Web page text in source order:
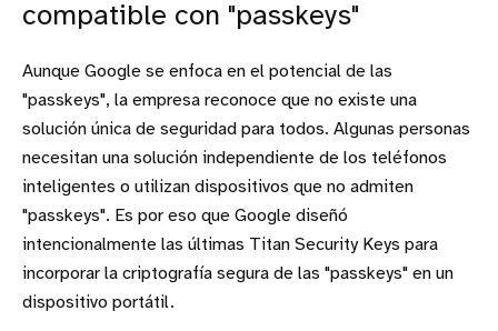
compatible con "passkeys"
Aunque Google se enfoca en el potencial de las
"passkeys", la empresa reconoce que no existe una
solución única de seguridad para todos. Algunas personas
necesitan una solución independiente de los teléfonos
inteligentes o utilizan dispositivos que no admiten
"passkeys". Es por eso que Google diseñó
intencionalmente las últimas Titan Security Keys para
incorporar la criptografía segura de las "passkeys" en un
dispositivo portátil.